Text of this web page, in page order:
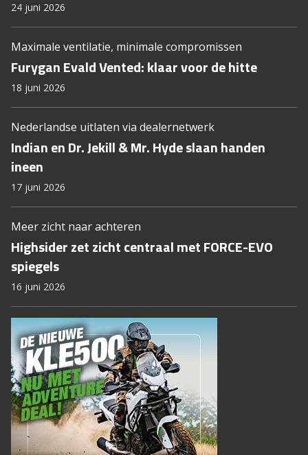
24 juni 2026
Maximale ventilatie, minimale compromissen
Furygan Evald Vented: klaar voor de hitte
18 juni 2026
Nederlandse uitlaten via dealernetwerk
Indian en Dr. Jekill & Mr. Hyde slaan handen
ineen
17 juni 2026
Meer zicht naar achteren
Highsider zet zicht centraal met FORCE-EVO
spiegels
16 juni 2026